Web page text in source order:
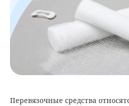
Перевязочные средства